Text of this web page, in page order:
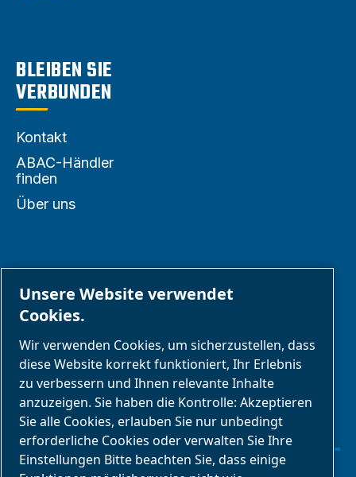
BLEIBEN SIE
VERBUNDEN
Kontakt
ABAC-Händler
finden
Über uns
PARTNER
E-Connect 2,0
Geschäftsportal
ABAC
Mediengalerie
Unsere Website verwendet
Cookies.
Wir verwenden Cookies, um sicherzustellen, dass
diese Website korrekt funktioniert, Ihr Erlebnis
zu verbessern und Ihnen relevante Inhalte
anzuzeigen. Sie haben die Kontrolle: Akzeptieren
Sie alle Cookies, erlauben Sie nur unbedingt
erforderliche Cookies oder verwalten Sie Ihre
Einstellungen Bitte beachten Sie, dass einige